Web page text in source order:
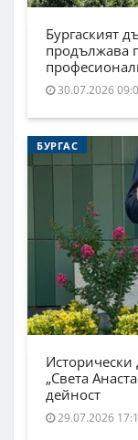
Бургаският
продължава
30.07.2026
БУРГАС
Исторически
„Света
дейност
29.07.2026